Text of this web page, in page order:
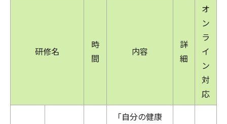
研修名
時
間
内容
詳
細
オ
ン
ラ
イ
ン
対
応
「自分の健康